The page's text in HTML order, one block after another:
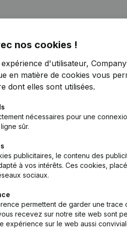
Vous
Essayer
nos cookies !
d'utilisateur,
en matière de cookies vous
dont elles sont utilisées.
nécessaires pour une
sûr.
publicitaires, le contenu des
à vos intérêts. Ces cookies,
sociaux.
permettent de garder une trace
recevez sur notre site web sont
expérience sur le web aussi